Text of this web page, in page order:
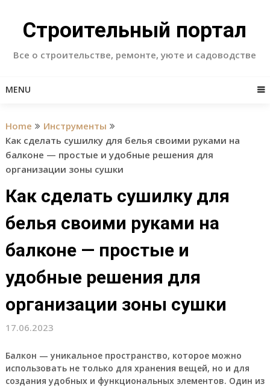
contentСтроительный портал
Все о строительстве, ремонте, уюте и садоводстве
MENU
Home
Инструменты
Как сделать сушилку для белья своими руками на
балконе — простые и удобные решения для
организации зоны сушки
Как сделать сушилку для
белья своими руками на
балконе — простые и
удобные решения для
организации зоны сушки
17.06.2023
Балкон — уникальное пространство, которое можно
использовать не только для хранения вещей, но и для
создания удобных и функциональных элементов. Один из